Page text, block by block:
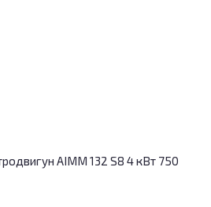
АІММ 132 S8 4 кВт 750